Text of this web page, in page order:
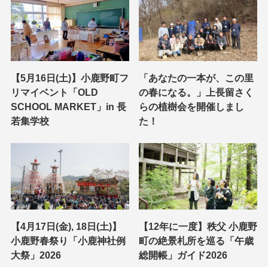
【5月16日(土)】小鹿野町フ
リマイベント「OLD
SCHOOL MARKET」in 長
若集学校
「あなたの一本が、この里
の春になる。」上長留さく
らの植樹会を開催しまし
た！
【4月17日(金), 18日(土)】
小鹿野春祭り「小鹿神社例
大祭」2026
【12年に一度】秩父 小鹿野
町の絶景札所を巡る「午歳
総開帳」ガイド2026